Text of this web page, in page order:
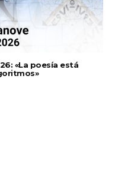
«La poesía está